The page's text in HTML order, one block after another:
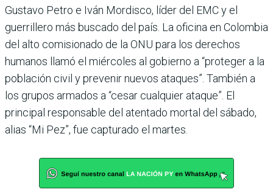
Gustavo Petro e Iván Mordisco, líder del EMC y el
guerrillero más buscado del país. La oficina en Colombia
del alto comisionado de la ONU para los derechos
humanos llamó el miércoles al gobierno a “proteger a la
población civil y prevenir nuevos ataques”. También a
los grupos armados a “cesar cualquier ataque”. El
principal responsable del atentado mortal del sábado,
alias “Mi Pez”, fue capturado el martes.